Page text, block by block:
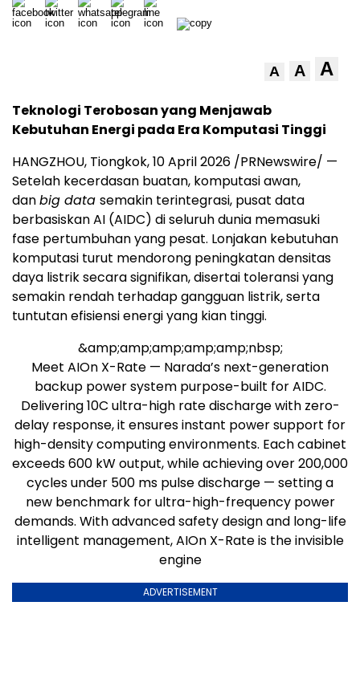
A A A
Teknologi Terobosan yang Menjawab
Kebutuhan Energi pada Era Komputasi Tinggi
HANGZHOU, Tiongkok,10 April 2026 /PRNewswire/ —
Setelah kecerdasan buatan, komputasi awan,
danbig data semakin terintegrasi, pusat data
berbasiskan AI (AIDC) di seluruh dunia memasuki
fase pertumbuhan yang pesat. Lonjakan kebutuhan
komputasi turut mendorong peningkatan densitas
daya listrik secara signifikan, disertai toleransi yang
semakin rendah terhadap gangguan listrik, serta
tuntutan efisiensi energi yang kian tinggi.
&amp;amp;amp;amp;amp;nbsp;
Meet AIOn X-Rate — Narada’s next-generation
backup power system purpose-built for AIDC.
Delivering 10C ultra-high rate discharge with zero-
delay response, it ensures instant power support for
high-density computing environments. Each cabinet
exceeds 600 kW output, while achieving over 200,000
cycles under 500 ms pulse discharge — setting a
new benchmark for ultra-high-frequency power
demands. With advanced safety design and long-life
intelligent management, AIOn X-Rate is the invisible
engine
ADVERTISEMENT